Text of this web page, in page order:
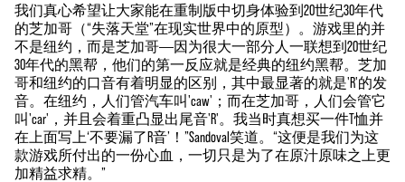
我们真心希望让大家能在重制版中切身体验到20世纪30年代
的芝加哥（“失落天堂”在现实世界中的原型）。游戏里的并
不是纽约，而是芝加哥——因为很大一部分人一联想到20世纪
30年代的黑帮，他们的第一反应就是经典的纽约黑帮。芝加
哥和纽约的口音有着明显的区别，其中最显著的就是'R'的发
音。在纽约，人们管汽车叫'caw'；而在芝加哥，人们会管它
叫'car'，并且会着重凸显出尾音'R'。我当时真想买一件T恤并
在上面写上‘不要漏了R音’！”Sandoval笑道。“这便是我们为这
款游戏所付出的一份心血，一切只是为了在原汁原味之上更
加精益求精。”